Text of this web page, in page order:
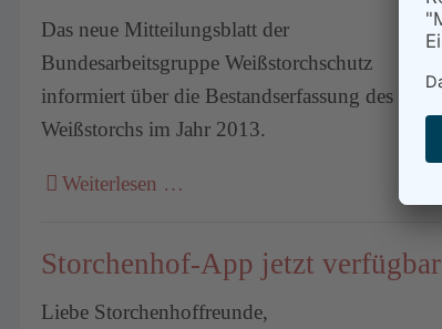
Das neue Mitteilungsblatt der
Bundesarbeitsgruppe Weißstorchschutz
informiert über die Bestandserfassung des
Weißstorchs im Jahr 2013.
Weiterlesen …
Storchenhof-App jetzt verfügbar
Liebe Storchenhoffreunde,